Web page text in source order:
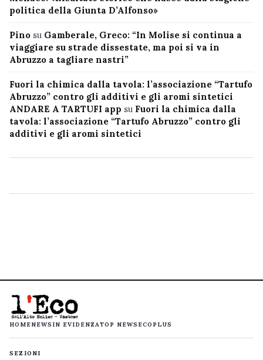
politica della Giunta D’Alfonso»
Pino su Gamberale, Greco: “In Molise si continua a
viaggiare su strade dissestate, ma poi si va in
Abruzzo a tagliare nastri”
Fuori la chimica dalla tavola: l’associazione “Tartufo
Abruzzo” contro gli additivi e gli aromi sintetici
ANDARE A TARTUFI app su Fuori la chimica dalla
tavola: l’associazione “Tartufo Abruzzo” contro gli
additivi e gli aromi sintetici
HOMENEWS IN EVIDENZATOP NEWS ECOPLUS
SEZIONI